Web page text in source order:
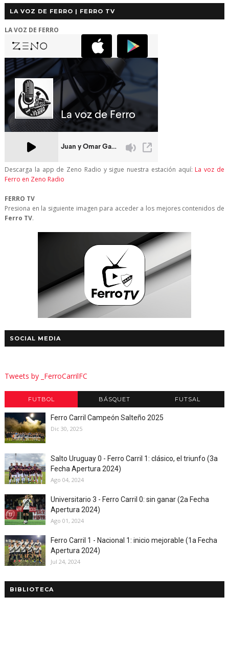
LA VOZ DE FERRO | FERRO TV
LA VOZ DE FERRO
Descarga la app de Zeno Radio y sigue nuestra estación aquí: La voz de
Ferro en Zeno Radio
FERRO TV
Presiona en la siguiente imagen para acceder a los mejores contenidos de
Ferro TV.
SOCIAL MEDIA
Tweets by _FerroCarrilFC
FUTBOL BÁSQUET FUTSAL
Ferro Carril Campeón Salteño 2025
Dic 30, 2025
Salto Uruguay 0 - Ferro Carril 1: clásico, el triunfo (3a
Fecha Apertura 2024)
Ago 04, 2024
Universitario 3 - Ferro Carril 0: sin ganar (2a Fecha
Apertura 2024)
Ago 01, 2024
Ferro Carril 1 - Nacional 1: inicio mejorable (1a Fecha
Apertura 2024)
Jul 24, 2024
BIBLIOTECA